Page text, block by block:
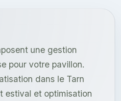
une gestion
pour votre pavillon.
dans le Tarn
estival et optimisation